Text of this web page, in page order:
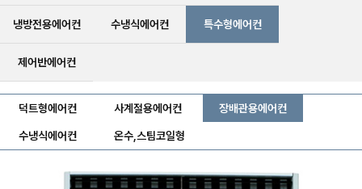
냉방전용에어컨 수냉식에어컨 특수형에어컨
제어반에어컨
덕트형에어컨 사계절용에어컨 장배관용에어컨
수냉식에어컨 온수,스팀코일형